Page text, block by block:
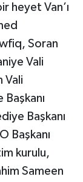
heyet Van’ı
Soran
Vali
Vali
Başkanı
Başkanı
Başkanı
kurulu,
Sameen